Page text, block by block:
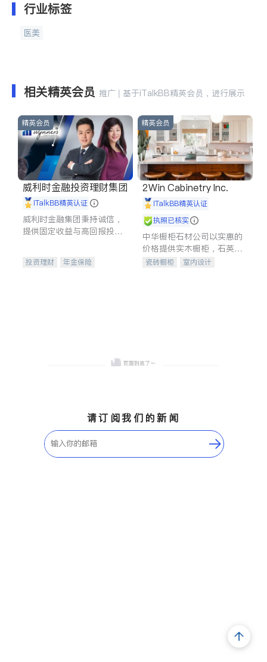
行业标签
医美
相关精英会员 推广 | 基于iTalkBB精英会员，进行展示
精英会员
威利时金融投资理财集团
iTalkBB精英认证
威利时金融集团秉持诚信，
提供固定收益与高回报投资
合，助力客户实现目标
投资理财
年金保险
精英会员
2Win Cabinetry Inc.
iTalkBB精英认证
执照已核实
中华橱柜石材公司以实惠的
价格提供实木橱柜，石英石
台面，多种优质不锈钢水
瓷砖橱柜
室内设计
请订阅我们的新闻